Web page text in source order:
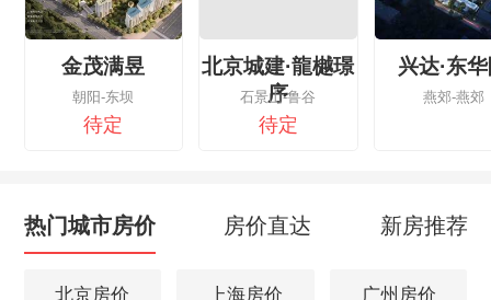
金茂满昱
朝阳-东坝
待定
北京城建·龍樾璟
序
石景山-鲁谷
待定
兴达·东
燕郊-燕郊
热门城市房价 房价直达 新房推荐
北京房价 上海房价 广州房价